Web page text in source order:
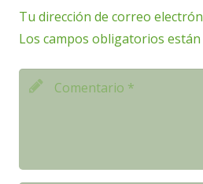
Tu dirección de correo
Los campos obligatorios